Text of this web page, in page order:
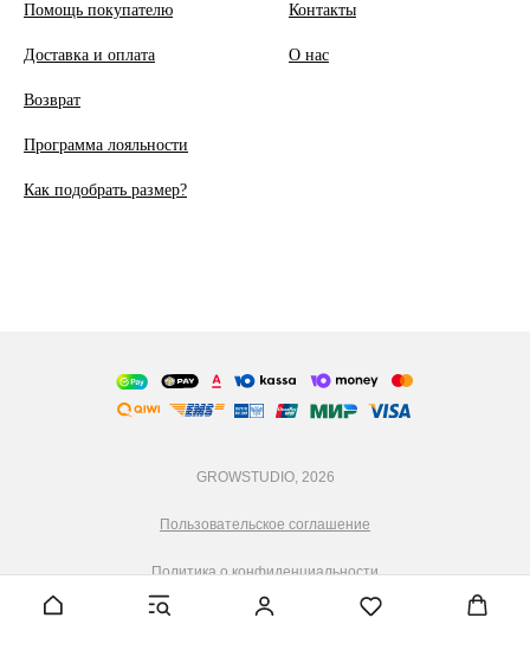
Помощь покупателю
Доставка и оплата
Возврат
Программа лояльности
Как подобрать размер?
Контакты
О нас
GROWSTUDIO, 2026
Пользовательское соглашение
Политика о конфиденциальности